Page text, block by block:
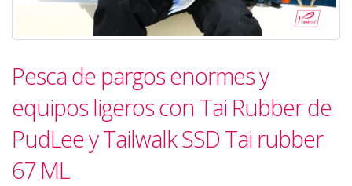
Pesca de pargos enormes y
equipos ligeros con Tai Rubber de
PudLee y Tailwalk SSD Tai rubber
67 ML